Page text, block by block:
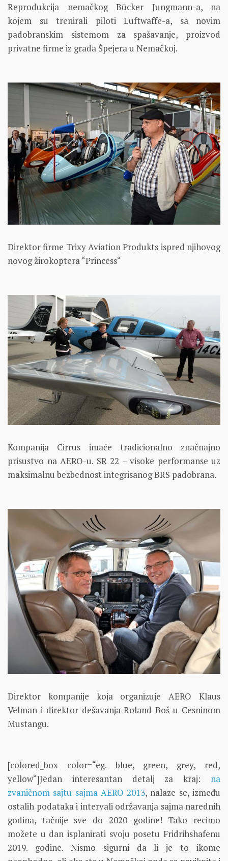
Reprodukcija nemačkog Bücker Jungmann-a, na
kojem su trenirali piloti Luftwaffe-a, sa novim
padobranskim sistemom za spašavanje, proizvod
privatne firme iz grada Špejera u Nemačkoj.
Direktor firme Trixy Aviation Produkts ispred njihovog
novog žirokoptera “Princess“
Kompanija Cirrus imaće tradicionalno značnajno
prisustvo na AERO-u. SR 22 – visoke performanse uz
maksimalnu bezbednost integrisanog BRS padobrana.
Direktor kompanije koja organizuje AERO Klaus
Velman i direktor dešavanja Roland Boš u Cesninom
Mustangu.
[colored_box color=“eg. blue, green, grey, red,
yellow“]Jedan interesantan detalj za kraj: na
zvaničnom sajtu sajma AERO 2013, nalaze se, između
ostalih podataka i intervali održavanja sajma narednih
godina, tačnije sve do 2020 godine! Tako recimo
možete u dan isplanirati svoju posetu Fridrihshafenu
2019. godine. Nismo sigurni da li je to ikome